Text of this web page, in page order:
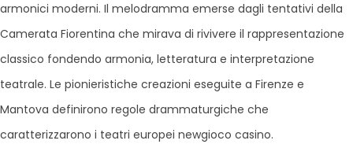
armonici moderni. Il melodramma emerse dagli tentativi della
Camerata Fiorentina che mirava di rivivere il rappresentazione
classico fondendo armonia, letteratura e interpretazione
teatrale. Le pionieristiche creazioni eseguite a Firenze e
Mantova definirono regole drammaturgiche che
caratterizzarono i teatri europei newgioco casino.